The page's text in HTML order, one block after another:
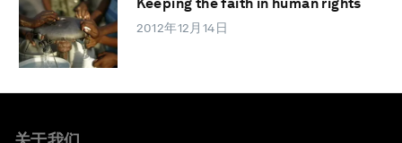
Keeping the faith in human rights
2012年12月14日